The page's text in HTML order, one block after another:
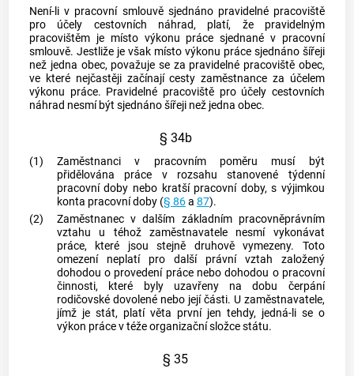
Není-li v pracovní smlouvě sjednáno pravidelné pracoviště
pro účely cestovních náhrad, platí, že pravidelným
pracovištěm je místo výkonu práce sjednané v pracovní
smlouvě. Jestliže je však místo výkonu práce sjednáno šířeji
než jedna obec, považuje se za pravidelné pracoviště obec,
ve které nejčastěji začínají cesty zaměstnance za účelem
výkonu práce. Pravidelné pracoviště pro účely cestovních
náhrad nesmí být sjednáno šířeji než jednaobec.
§ 34b
(1) Zaměstnanciv pracovním poměru musí být
přidělována práce v rozsahu stanovené týdenní
pracovní doby nebo kratší pracovní doby, s výjimkou
konta pracovní doby (§ 86a 87).
(2)
Zaměstnanecv dalším základním pracovněprávním
vztahu u téhožzaměstnavatele nesmí vykonávat
práce, které jsou stejně druhově vymezeny. Toto
omezení neplatí pro další právní vztah založený
dohodou o provedení práce nebo dohodou o pracovní
činnosti, které byly uzavřeny na dobu čerpání
rodičovské dovolené nebo její části. U zaměstnavatele,
jímž je stát, platí věta první jen tehdy, jedná-li se o
výkon práce v téže organizační složce státu.
§ 35